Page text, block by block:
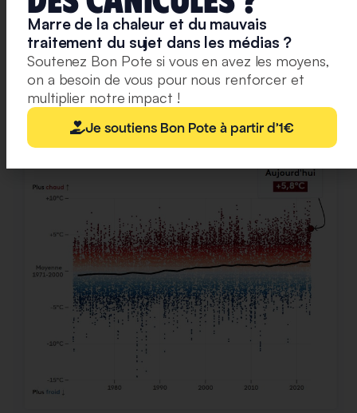
Marre de la chaleur et du mauvais
traitement du sujet dans les médias ?
Soutenez Bon Pote si vous en avez les moyens,
on a besoin de vous pour nous renforcer et
multiplier notre impact !
Je soutiens Bon Pote à partir d'1€